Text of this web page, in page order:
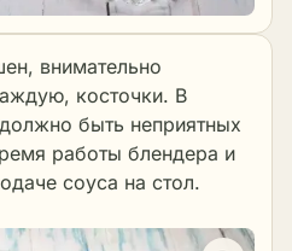
внимательно
косточки. В
быть неприятных
работы блендера и
соуса на стол.